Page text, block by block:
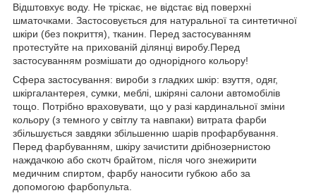
Відштовхує воду. Не тріскає, не відстає від поверхні
шматочками. Застосовується для натуральної та синтетичної
шкіри (без покриття), тканин. Перед застосуванням
протестуйте на прихованій ділянці виробу.Перед
застосуванням розмішати до однорідного кольору!
Сфера застосування: вироби з гладких шкір: взуття, одяг,
шкіргалантерея, сумки, меблі, шкіряні салони автомобілів
тощо. Потрібно враховувати, що у разі кардинальної зміни
кольору (з темного у світлу та навпаки) витрата фарби
збільшується завдяки збільшенню шарів профарбування.
Перед фарбуванням, шкіру зачистити дрібнозернистою
наждачкою або скотч брайтом, після чого знежирити
медичним спиртом, фарбу наносити губкою або за
допомогою фарбопульта.